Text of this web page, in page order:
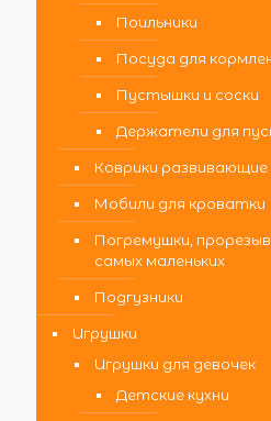
Поильники
Посуда для
Пустышки и соски
Держатели для
Коврики развивающие
Мобили для кроватки
Погремушки,
самых маленьких
Подгузники
Игрушки
Игрушки для девочек
Детские кухни